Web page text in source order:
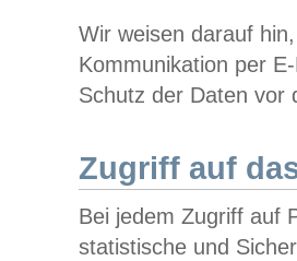
Wir weisen darauf
Kommunikation per
Schutz der Daten vor
Zugriff auf
Bei jedem Zugriff auf
statistische und